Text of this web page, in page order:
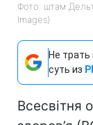
Фото: штам
Images)
Не
суть из
Всесвітня